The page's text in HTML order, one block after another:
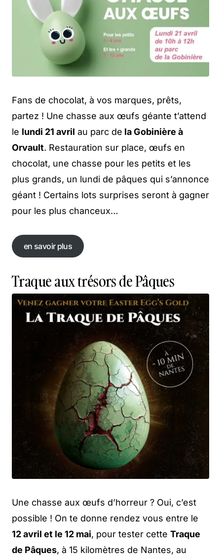
Fans de chocolat, à vos marques, prêts,
partez ! Une chasse aux œufs géante t’attend
le lundi 21 avril au parc de la Gobinière à
Orvault. Restauration sur place, œufs en
chocolat, une chasse pour les petits et les
plus grands, un lundi de pâques qui s’annonce
géant ! Certains lots surprises seront à gagner
pour les plus chanceux…
en savoir plus
en savoir plus
Traque aux trésors de Pâques
Une chasse aux œufs d’horreur ? Oui, c’est
possible ! On te donne rendez vous entre le
12 avril et le 12 mai, pour tester cette Traque
de Pâques, à 15 kilomètres de Nantes, au